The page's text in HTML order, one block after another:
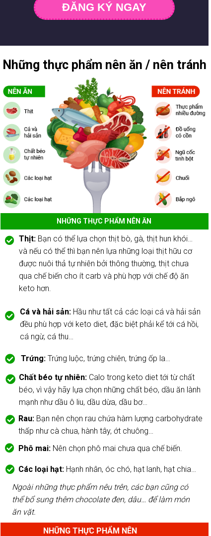
ĐĂNG KÝ NGAY
Những thực phẩm nên ăn / nên tránh
Rau:Bạn nên chọn rau chứa hàm lượng carbohydrate
thấp như cà chua, hành tây, ớt chuông…
Phô mai: Nên chọn phô mai chưa qua chế biến.
Các loại hạt: Hạnh nhân, óc chó, hạt lanh, hạt chia…
Ngoài những thực phẩm nêu trên, các bạn cũng có
thể bổ sung thêm chocolate đen, dâu… để làm món
ăn vặt.
NHỮNG THỰC PHẨM NÊN ĂN
NHỮNG THỰC PHẨM NÊN
Thịt: Bạn có thể lựa chọn thịt bò, gà, thịt hun khói…
và nếu có thể thì bạn nên lựa những loại thịt hữu cơ
được nuôi thả tự nhiên bởi thông thường, thịt chưa
qua chế biến cho ít carb và phù hợp với chế độ ăn
keto hơn.
Cá và hải sản: Hầu như tất cả các loại cá và hải sản
đều phù hợp với keto diet, đặc biệt phải kể tới cá hồi,
cá ngừ, cá thu…
Trứng:Trứng luộc, trứng chiên, trứng ốp la…
Chất béo tự nhiên:Calo trong keto diet tới từ chất
béo, vì vậy hãy lựa chọn những chất béo, dầu ăn lành
mạnh như dầu ô liu, dầu dừa, dầu bơ…